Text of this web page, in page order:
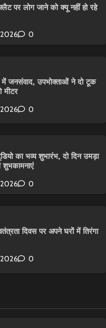
पर लोग जाने को क्यू नहीं हो रहे
0
में जनसंवाद, उपभोक्ताओं ने दो टूक
मीटर
0
का भव्य शुभारंभ, दो दिन उमड़ा
शुभकामनाएं
0
दिवस पर अपने घरों में तिरंगा
0